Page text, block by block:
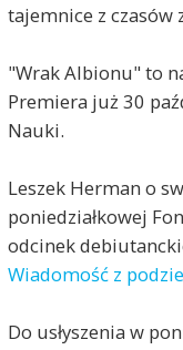
tajemnice z czasów
"Wrak Albionu" to
Premiera już 30
Nauki.
Leszek Herman o
poniedziałkowej
odcinek
Wiadomość z
Do usłyszenia w